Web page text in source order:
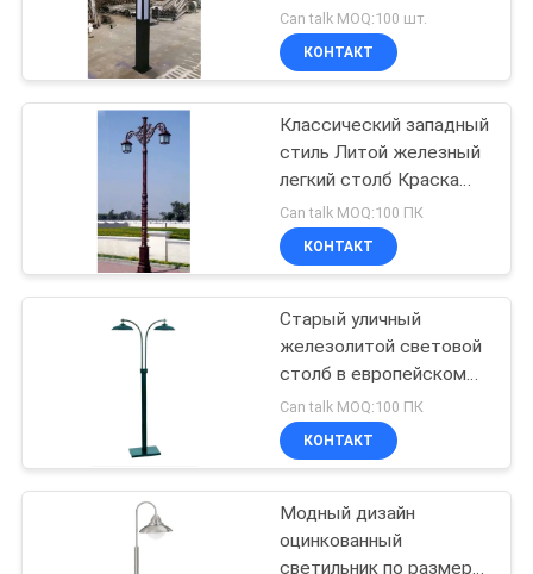
НОВОСТИ
ЗАПРОСИТЕ
ЦИТАТУ
КАРТА
САЙТА
ПОЛИТИКА
КОНФИДЕНЦИАЛЬНОСТИ
отливка
нержавеющей
стали
Аксессуары лесов
99
световые столбы
Can talk MOQ:100 шт.
КОНТАКТ
Классический западный
стиль Литой железный
легкий столб Краска
поверхности для сада
Can talk MOQ:100 ПК
КОНТАКТ
Старый уличный
железолитой световой
столб в европейском
стиле высота 3 - 10 м
Can talk MOQ:100 ПК
КОНТАКТ
Модный дизайн
оцинкованный
светильник по размеру